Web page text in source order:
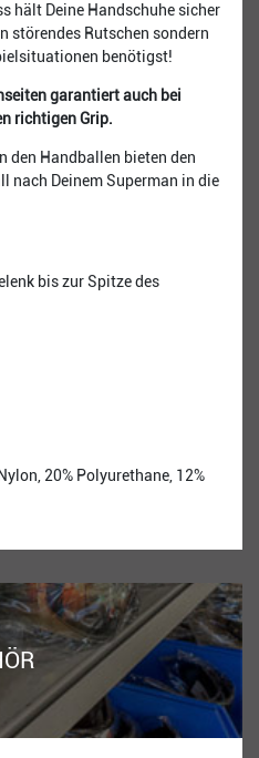
hält Deine Handschuhe sicher
störendes Rutschen sondern
benötigst!
garantiert auch bei
richtigen Grip.
den Handballen bieten den
nach Deinem Superman in die
bis zur Spitze des
20% Polyurethane, 12%